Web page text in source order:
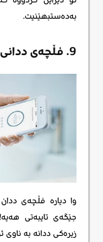
بەدەستبهێنیت.
9. فڵچەی ددانی پزیشکی ددان:
وا دیارە فڵچەی
جێگەی تایبەتی